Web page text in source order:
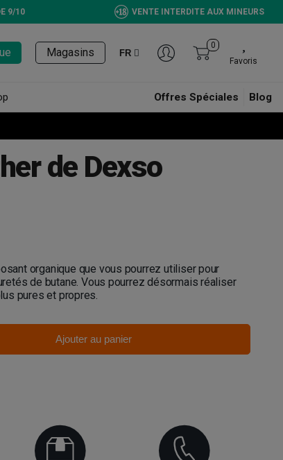
9/10 VENTE INTERDITE AUX MINEURS
Magasins FR
0
Favoris
Offres Spéciales Blog
de Dexso
organique que vous pourrez utiliser pour
de butane. Vous pourrez désormais réaliser
pures et propres.
Ajouter au panier